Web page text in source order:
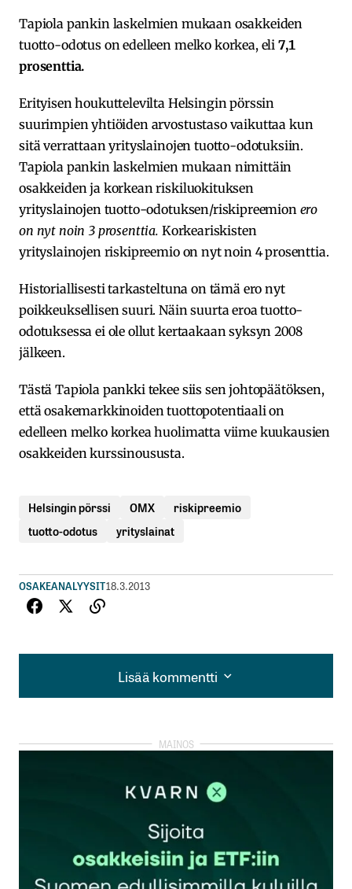
Tapiola pankin laskelmien mukaan osakkeiden
tuotto-odotus on edelleen melko korkea, eli 7,1
prosenttia.
Erityisen houkuttelevilta Helsingin pörssin
suurimpien yhtiöiden arvostustaso vaikuttaa kun
sitä verrattaan yrityslainojen tuotto-odotuksiin.
Tapiola pankin laskelmien mukaan nimittäin
osakkeiden ja korkean riskiluokituksen
yrityslainojen tuotto-odotuksen/riskipreemion ero
on nyt noin 3 prosenttia. Korkeariskisten
yrityslainojen riskipreemio on nyt noin 4 prosenttia.
Historiallisesti tarkasteltuna on tämä ero nyt
poikkeuksellisen suuri. Näin suurta eroa tuotto-
odotuksessa ei ole ollut kertaakaan syksyn 2008
jälkeen.
Tästä Tapiola pankki tekee siis sen johtopäätöksen,
että osakemarkkinoiden tuottopotentiaali on
edelleen melko korkea huolimatta viime kuukausien
osakkeiden kurssinoususta.
Helsingin pörssi OMX
riskipreemio
tuotto-odotus
yrityslainat
OSAKEANALYYSIT18.3.2013
Lisää kommentti
Lisää kommentti
kirjautua
rekisteröityä